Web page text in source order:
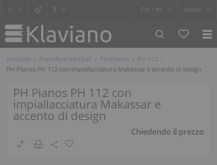
$ Cm / In Accedi
Klaviano Pianoforti verticali PH Pianos
PH 112
PH Pianos PH 112 con impiallacciatura Makassar e accento di design
PH Pianos PH 112 con
impiallacciatura Makassar e
accento di design
Chiedendo il prezzo